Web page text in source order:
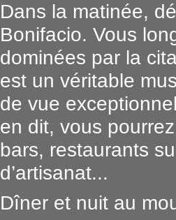
Dans la matinée,
Bonifacio. Vous
dominées par la
est un véritable
de vue
en dit, vous
bars, restaurants
d’artisanat...
Dîner et nuit au